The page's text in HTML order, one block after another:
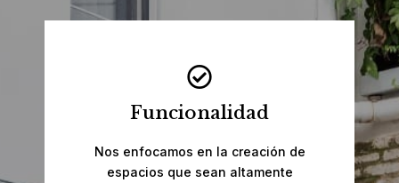
Funcionalidad
Nos enfocamos en la creación de
espacios que sean altamente